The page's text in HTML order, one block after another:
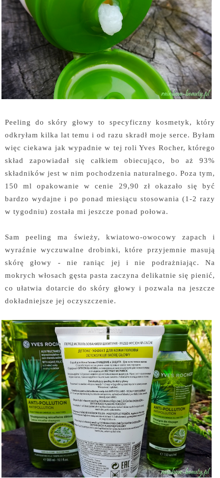
Peeling do skóry głowy to specyficzny kosmetyk, który
odkryłam kilka lat temu i od razu skradł moje serce. Byłam
więc ciekawa jak wypadnie w tej roli Yves Rocher, którego
skład zapowiadał się całkiem obiecująco, bo aż 93%
składników jest w nim pochodzenia naturalnego. Poza tym,
150 ml opakowanie w cenie 29,90 zł okazało się być
bardzo wydajne i po ponad miesiącu stosowania (1-2 razy
w tygodniu) została mi jeszcze ponad połowa.
Sam peeling ma świeży, kwiatowo-owocowy zapach i
wyraźnie wyczuwalne drobinki, które przyjemnie masują
skórę głowy - nie raniąc jej i nie podrażniając. Na
mokrych włosach gęsta pasta zaczyna delikatnie się pienić,
co ułatwia dotarcie do skóry głowy i pozwala na jeszcze
dokładniejsze jej oczyszczenie.